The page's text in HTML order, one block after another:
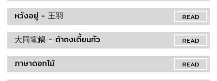
READ
หวังอยู่ - 王羽
READ
大同電鍋 - ต้าถงเตี้ยนกัว
READ
ภาษาดอกไม้